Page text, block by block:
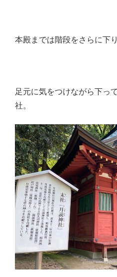
本殿までは階段をさらに下り
足元に気をつけながら下っ
社。